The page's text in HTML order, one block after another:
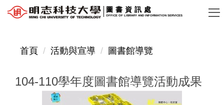
跳
圖書資訊處
OFFICE OF LIBRARY AND INFORMATION SERVICES
首頁 活動與宣導 圖書館導覽
104-110學年度圖書館導覽活動成果